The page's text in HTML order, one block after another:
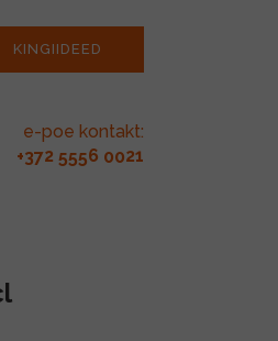
KINGIIDEED
e-poe kontakt:
+372 5556 0021